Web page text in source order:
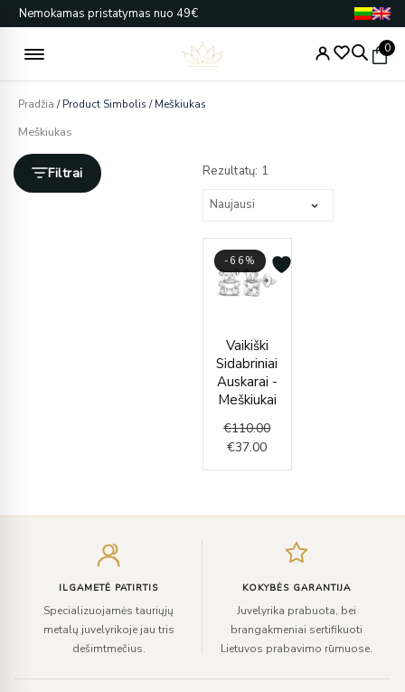
Pereiti
prie
turinio
Nemokamas pristatymas nuo 49€
0
Pradžia / Product Simbolis / Meškiukas
Meškiukas
Filtrai Rezultatų: 1
-66%
Vaikiški
Sidabriniai
Auskarai -
Meškiukai
€110.00
was:
€110.00.
€37.00
price
is:
€37.00.
ILGAMETĖ PATIRTIS
Specializuojamės tauriųjų
metalų juvelyrikoje jau tris
dešimtmečius.
KOKYBĖS GARANTIJA
Juvelyrika prabuota, bei
brangakmeniai sertifikuoti
Lietuvos prabavimo rūmuose.